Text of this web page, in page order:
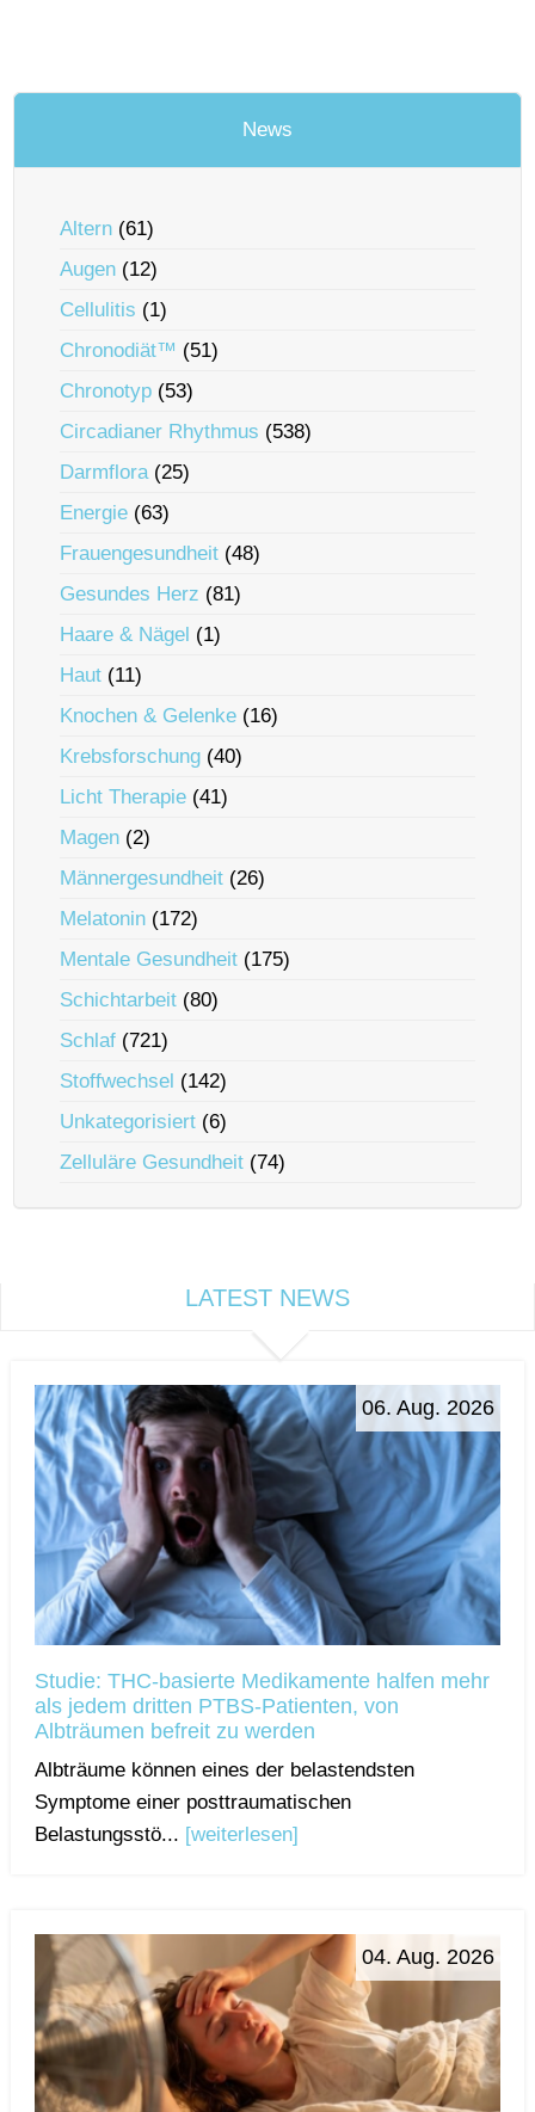
News
Altern (61)
Augen (12)
Cellulitis (1)
Chronodiät™ (51)
Chronotyp (53)
Circadianer Rhythmus (538)
Darmflora(25)
Energie (63)
Frauengesundheit (48)
Gesundes Herz (81)
Haare & Nägel (1)
Haut (11)
Knochen & Gelenke (16)
Krebsforschung (40)
Licht Therapie (41)
Magen (2)
Männergesundheit (26)
Melatonin (172)
Mentale Gesundheit (175)
Schichtarbeit (80)
Schlaf (721)
Stoffwechsel (142)
Unkategorisiert (6)
Zelluläre Gesundheit (74)
LATEST NEWS
06. Aug. 2026
Studie: THC-basierte Medikamente halfen mehr
als jedem dritten PTBS-Patienten, von
Albträumen befreit zu werden
Albträume können eines der belastendsten
Symptome einer posttraumatischen
Belastungsstö... [weiterlesen]
04. Aug. 2026